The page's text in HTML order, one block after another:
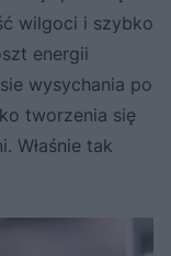
wilgoci i szybko
energii
wysychania po
tworzenia się
Właśnie tak